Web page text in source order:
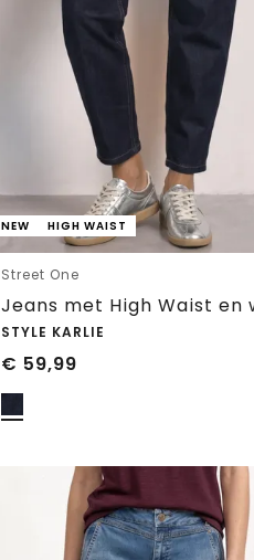
NEW HIGH WAIST
Street One
STYLE KARLIE
€ 59,99